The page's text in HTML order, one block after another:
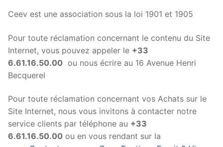
Ceev est une association sous la loi 1901 et 1905
Pour toute réclamation concernant le contenu du Site
Internet, vous pouvez appeler le +33
6.61.16.50.00 ou nous écrire au 16 Avenue Henri
Becquerel
Pour toute réclamation concernant vos Achats sur le
Site Internet, nous vous invitons à contacter notre
service clients par téléphone au +33
6.61.16.50.00 ou en vous rendant sur la